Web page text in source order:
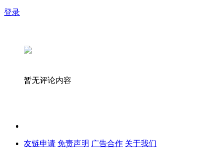
登录
暂无评论内容
友链申请 免责声明 广告合作 关于我们